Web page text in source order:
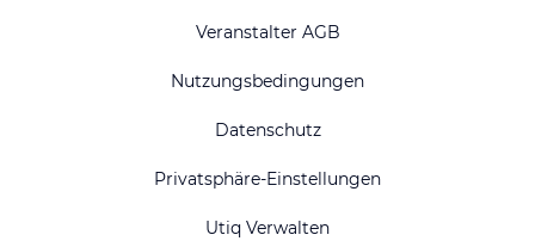
Veranstalter AGB
Nutzungsbedingungen
Datenschutz
Privatsphäre-Einstellungen
Utiq Verwalten